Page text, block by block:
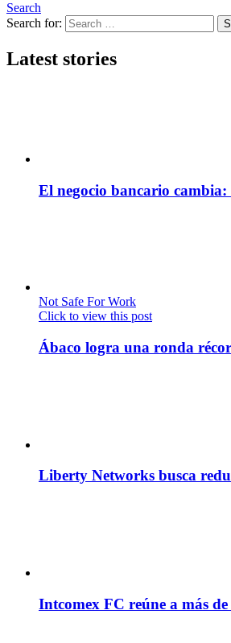
Search
Search for:
Latest stories
El negocio bancario
Not Safe For Work
Click to view this post
Ábaco logra una ronda
Liberty Networks busca
Intcomex FC reúne a más